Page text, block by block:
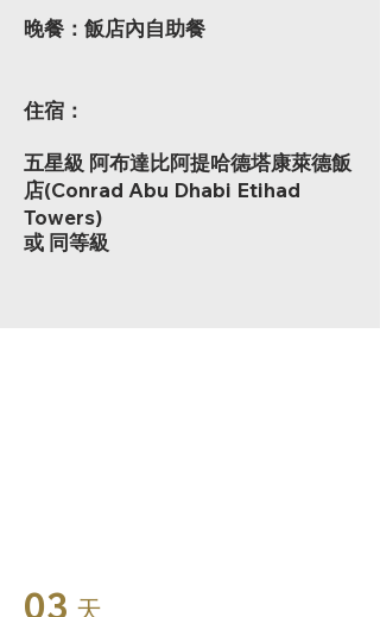
​晚餐：飯店內自助餐
住宿：
五星級 阿布達比阿提哈德塔康萊德飯
店(Conrad Abu Dhabi Etihad
Towers)
或 同等級
03 天